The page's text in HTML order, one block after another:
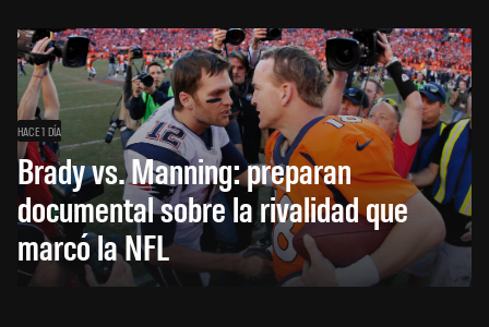
HACE 1 DÍA
Brady vs. Manning: preparan
documental sobre la rivalidad que
marcó la NFL